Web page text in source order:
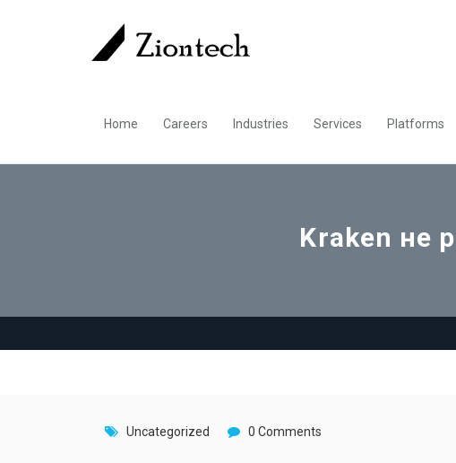
Home Careers Industries Services Platforms
Kraken не
Uncategorized 0 Comments